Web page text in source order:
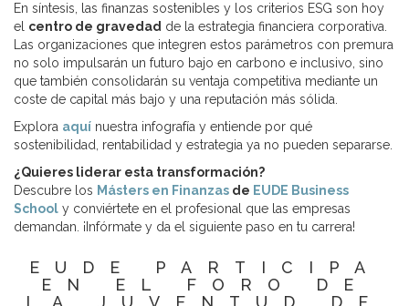
En síntesis, las finanzas sostenibles y los criterios ESG son hoy
el centro de gravedad de la estrategia financiera corporativa.
Las organizaciones que integren estos parámetros con premura
no solo impulsarán un futuro bajo en carbono e inclusivo, sino
que también consolidarán su ventaja competitiva mediante un
coste de capital más bajo y una reputación más sólida.
Explora aquí nuestra infografía y entiende por qué
sostenibilidad, rentabilidad y estrategia ya no pueden separarse.
¿Quieres liderar esta transformación?
Descubre los Másters en Finanzas de EUDE Business
School y conviértete en el profesional que las empresas
demandan. ¡Infórmate y da el siguiente paso en tu carrera!
EUDE PARTICIPA
EN EL FORO DE
LA JUVENTUD DE